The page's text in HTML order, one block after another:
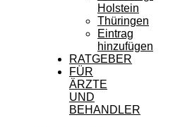
Holstein
Thüringen
Eintrag
hinzufügen
RATGEBER
FÜR
ÄRZTE
UND
BEHANDLER